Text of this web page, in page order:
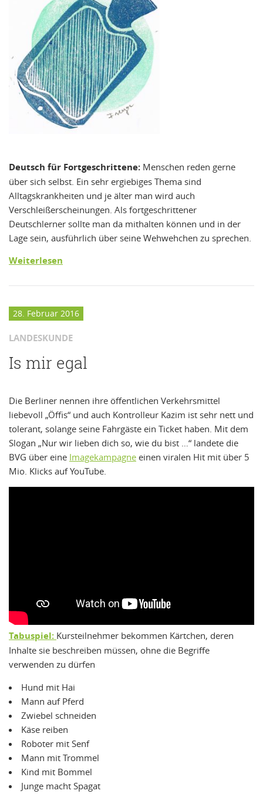
Deutsch für Fortgeschrittene: Menschen reden gerne
über sich selbst. Ein sehr ergiebiges Thema sind
Alltagskrankheiten und je älter man wird auch
Verschleißerscheinungen. Als fortgeschrittener
Deutschlerner sollte man da mithalten können und in der
Lage sein, ausführlich über seine Wehwehchen zu sprechen.
Weiterlesen
28. Februar 2016
LANDESKUNDE
Is mir egal
Die Berliner nennen ihre öffentlichen Verkehrsmittel
liebevoll „Öffis“ und auch Kontrolleur Kazim ist sehr nett und
tolerant, solange seine Fahrgäste ein Ticket haben. Mit dem
Slogan „Nur wir lieben dich so, wie du bist …“ landete die
BVG über eine Imagekampagne einen viralen Hit mit über 5
Mio. Klicks auf YouTube.
Tabuspiel: Kursteilnehmer bekommen Kärtchen, deren
Inhalte sie beschreiben müssen, ohne die Begriffe
verwenden zu dürfen
Hund mit Hai
Mann auf Pferd
Zwiebel schneiden
Käse reiben
Roboter mit Senf
Mann mit Trommel
Kind mit Bommel
Junge macht Spagat